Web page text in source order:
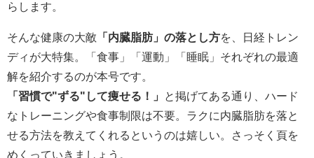
らします。
そんな健康の大敵 「内臓脂肪」の落とし方を、日経トレン
ディが大特集。「食事」「運動」「睡眠」それぞれの最適
解を紹介するのが本号です。
「習慣で"ずる"して痩せる！」
と掲げてある通り、ハード
なトレーニングや食事制限は不要。ラクに内臓脂肪を落と
せる方法を教えてくれるというのは嬉しい。さっそく頁を
めくっていきましょう。